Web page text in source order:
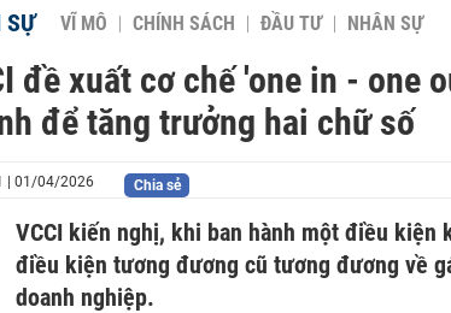
SỰ VĨ MÔ CHÍNH SÁCH ĐẦU TƯ NHÂN SỰ
đề xuất cơ chế 'one in - one
để tăng trưởng hai chữ số
| 01/04/2026 Chia sẻ
VCCI kiến nghị, khi ban hành một điều kiện
điều kiện tương đương cũ tương đương về
doanh nghiệp.